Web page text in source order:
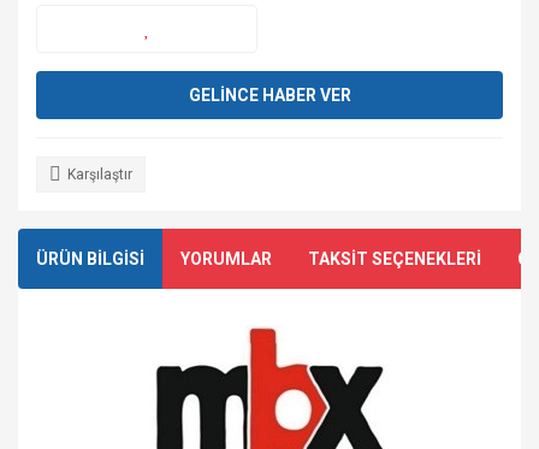
GELİNCE HABER VER
Karşılaştır
ÜRÜN BİLGİSİ YORUMLAR TAKSİT SEÇENEKLERİ